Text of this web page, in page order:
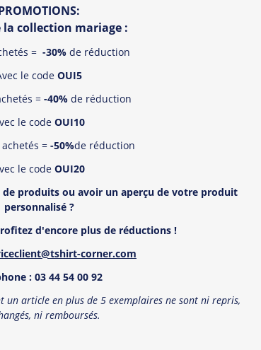
collection mariage :
= -30%de réduction
le code OUI5
= -40%de réduction
le code OUI10
= -50%de réduction
le code OUI20
produits ou avoir un aperçu de votre produit
personnalisé ?
d'encore plus de réductions !
corner.com
: 03 44 54 00 92
un article en plus de 5 exemplaires ne sont ni repris,
ni remboursés.